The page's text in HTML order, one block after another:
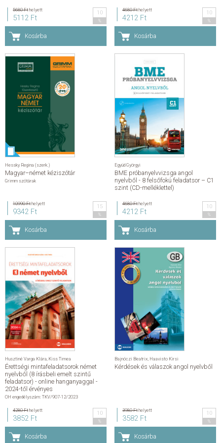
5680 Fthelyett
5112 Ft
10
Kosárba
4680 Fthelyett
4212 Ft
10
Kosárba
Hessky Regina (szerk.)
Magyar–német kéziszótár
Grimm szótárak
10990 Fthelyett
9342 Ft
15
Kosárba
Együd Györgyi
BME próbanyelvvizsga angol
nyelvből - 8 felsőfokú feladatsor – C1
szint (CD-melléklettel)
4680 Fthelyett
4212 Ft
10
Kosárba
Husztiné Varga Klára Kiss Timea
Érettségi mintafeladatsorok német
nyelvből (8 írásbeli emelt szintű
feladatsor) - online hanganyaggal -
2024-től érvényes
OH engedélyszám: TKV/907-12/2023
4280 Fthelyett
3852 Ft
10
Kosárba
Bajnóczi Beatrix Haavisto Kirsi
Kérdések és válaszok angol nyelvből
3980 Fthelyett
3582 Ft
10
Kosárba